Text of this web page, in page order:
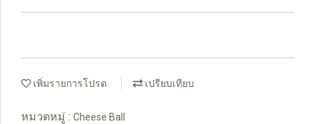
เพิ่มรายการโปรด เปรียบเทียบ
หมวดหมู่ : Cheese Ball